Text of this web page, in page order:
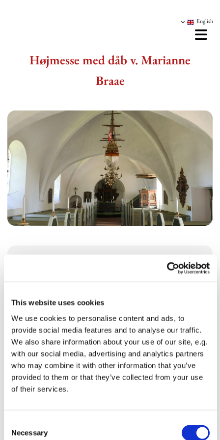
This website uses cookies
We use cookies to personalise content and ads, to
provide social media features and to analyse our traffic.
We also share information about your use of our site, e.g.
with our social media, advertising and analytics partners
who may combine it with other information that you’ve
provided to them or that they’ve collected from your use
of their services.
Necessary
English
Højmesse med dåb v. Marianne
Braae
Brøndbyvester Kirke
Du vil måske også kunne lide...